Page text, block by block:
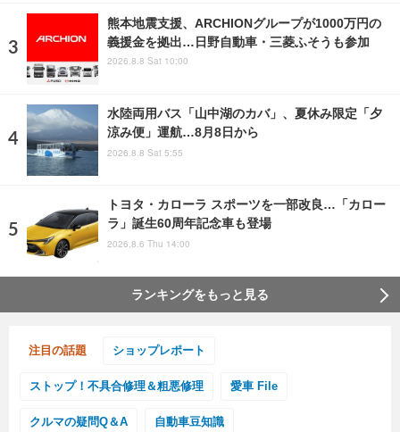
熊本地震支援、ARCHIONグループが1000万円の
義援金を拠出…日野自動車・三菱ふそうも参加
2026.8.8 Sat 10:00
水陸両用バス「山中湖のカバ」、夏休み限定「夕
涼み便」運航…8月8日から
2026.8.8 Sat 5:55
トヨタ・カローラ スポーツを一部改良…「カロー
ラ」誕生60周年記念車も登場
2026.8.6 Thu 14:00
ランキングをもっと見る
注目の話題 ショップレポート
ストップ！不具合修理＆粗悪修理 愛車 File
クルマの疑問Q＆A 自動車豆知識